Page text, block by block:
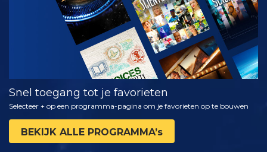
Snel toegang tot je favorieten
Selecteer + op een programma-pagina om je favorieten op te bouwen
BEKIJK ALLE PROGRAMMA’s